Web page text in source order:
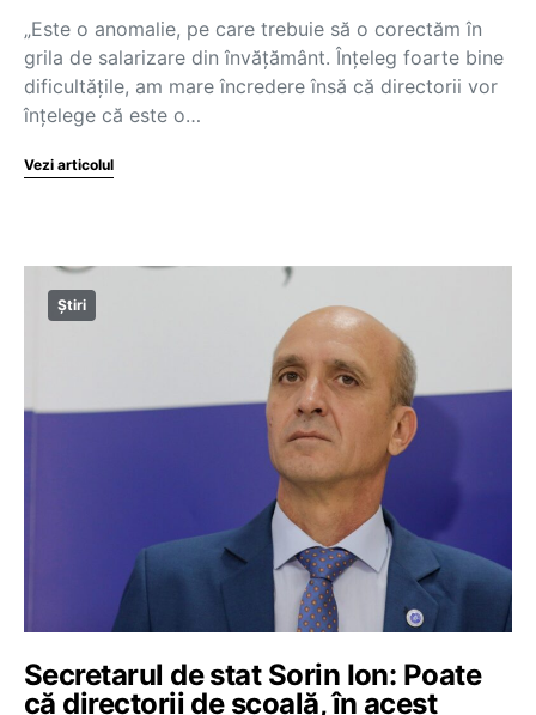
„Este o anomalie, pe care trebuie să o corectăm în
grila de salarizare din învățământ. Înțeleg foarte bine
dificultățile, am mare încredere însă că directorii vor
înțelege că este o…
Vezi articolul
Știri
Secretarul de stat Sorin Ion: Poate
că directorii de școală, în acest